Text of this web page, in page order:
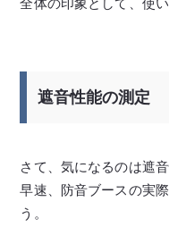
遮音性能の測定
さて、気になるのは遮
早速、防音ブースの実
う。